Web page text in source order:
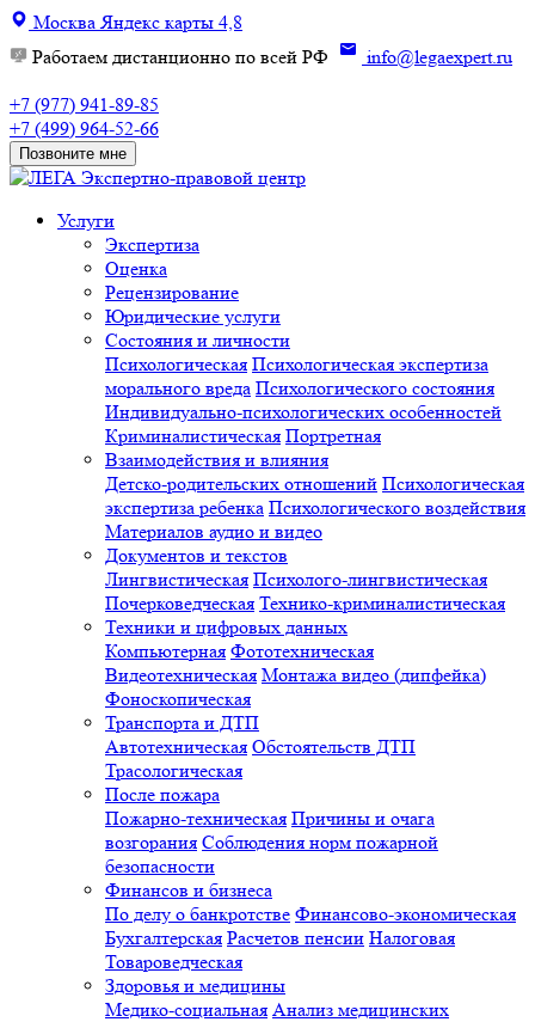
МоскваЯндекс карты 4,8
Работаем дистанционно по всей РФ
info@legaexpert.ru
+7 (977) 941-89-85
+7 (499) 964-52-66
Позвоните мне
Экспертно-правовой центр
Услуги
Экспертиза
Оценка
Рецензирование
Юридические услуги
Состояния и личности
Психологическая Психологическая экспертиза
морального вреда Психологического состояния
Индивидуально-психологических особенностей
Криминалистическая Портретная
Взаимодействия и влияния
Детско-родительских отношений Психологическая
экспертиза ребенка Психологического воздействия
Материалов аудио и видео
Документов и текстов
Лингвистическая Психолого-лингвистическая
Почерковедческая Технико-криминалистическая
Техники и цифровых данных
Компьютерная Фототехническая
Видеотехническая Монтажа видео (дипфейка)
Фоноскопическая
Транспорта и ДТП
Автотехническая Обстоятельств ДТП
Трасологическая
После пожара
Пожарно-техническая Причины и очага
возгорания Соблюдения норм пожарной
безопасности
Финансов и бизнеса
По делу о банкротстве Финансово-экономическая
Бухгалтерская Расчетов пенсии Налоговая
Товароведческая
Здоровья и медицины
Медико-социальная Анализ медицинских